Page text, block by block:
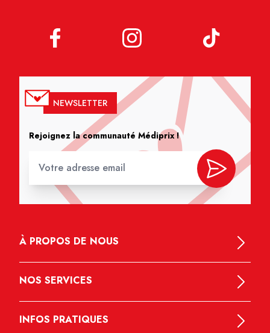
NEWSLETTER
Rejoignez la communauté Médiprix !
À PROPOS DE NOUS
NOS SERVICES
INFOS PRATIQUES